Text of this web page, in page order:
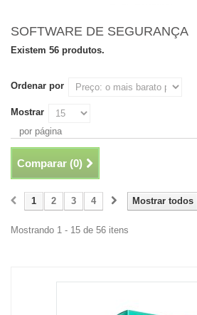
SOFTWARE DE SEGURANÇA
Existem 56 produtos.
Ordenar por
Mostrar
por página
Comparar (0)
Mostrar todos
1 2 3 4
Mostrando 1 - 15 de 56 itens